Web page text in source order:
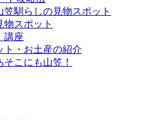
馴らしの見物スポット
物スポット
講座
ト・お土産の紹介
こにも山笠！